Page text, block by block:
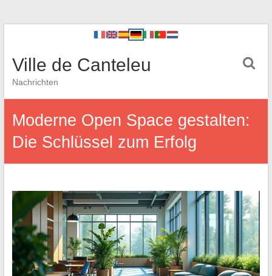
Ville de Canteleu
Nachrichten
Moderne Open Space gestalten:
Die Schlüssel zum Erfolg